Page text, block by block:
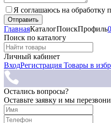
Я соглашаюсь на обработку
ГлавнаяКаталогПоискПрофиль0
Поиск по каталогу
Личный кабинет
ВходРегистрация Товары в
Остались вопросы?
Оставьте заявку и мы